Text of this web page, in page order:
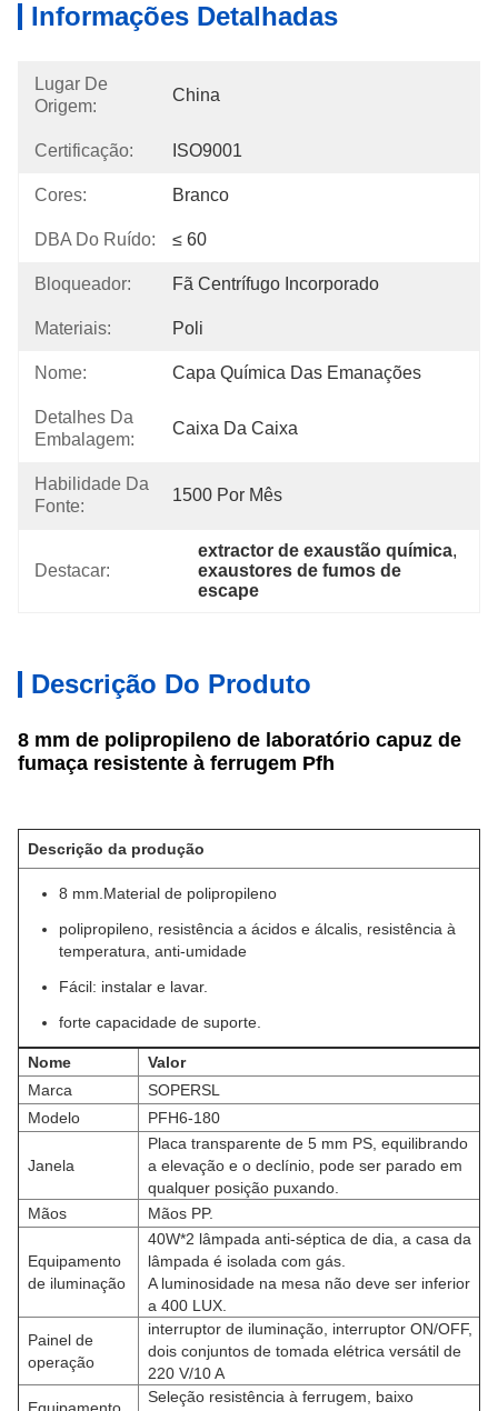
Informações Detalhadas
Lugar De
Origem:
China
Certificação: ISO9001
Cores: Branco
DBA Do Ruído: ≤ 60
Bloqueador: Fã Centrífugo Incorporado
Materiais: Poli
Nome: Capa Química Das Emanações
Detalhes Da
Embalagem:
Caixa Da Caixa
Habilidade Da
Fonte:
1500 Por Mês
Destacar:
extractor de exaustão química
exaustores de fumos de
escape
Descrição Do Produto
8 mm de polipropileno de laboratório capuz de
fumaça resistente à ferrugem Pfh
Descrição da produção
8 mm.Material de polipropileno
polipropileno, resistência a ácidos e álcalis, resistência à
temperatura, anti-umidade
Fácil: instalar e lavar.
forte capacidade de suporte.
Nome
Valor
Marca
SOPERSL
Modelo
PFH6-180
Janela
Placa transparente de 5 mm PS, equilibrando
a elevação e o declínio, pode ser parado em
qualquer posição puxando.
Mãos
Mãos PP.
Equipamento
de iluminação
40W*2 lâmpada anti-séptica de dia, a casa da
lâmpada é isolada com gás.
A luminosidade na mesa não deve ser inferior
a 400 LUX.
Painel de
operação
interruptor de iluminação, interruptor ON/OFF,
dois conjuntos de tomada elétrica versátil de
220 V/10 A
Seleção resistência à ferrugem, baixo